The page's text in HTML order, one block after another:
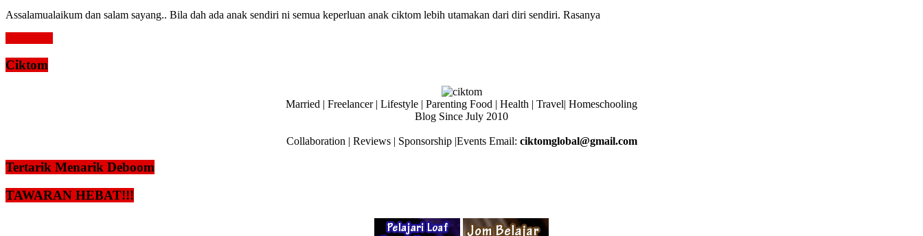
Assalamualaikum dan salam sayang.. Bila dah ada anak sendiri ni semua keperluan anak ciktom lebih utamakan dari diri sendiri. Rasanya
Ciktom
Married | Freelancer | Lifestyle | Parenting Food | Health | Travel| Homeschooling
Blog Since July 2010
Collaboration | Reviews | Sponsorship |Events Email: ciktomglobal@gmail.com
Tertarik Menarik Deboom
TAWARAN HEBAT!!!